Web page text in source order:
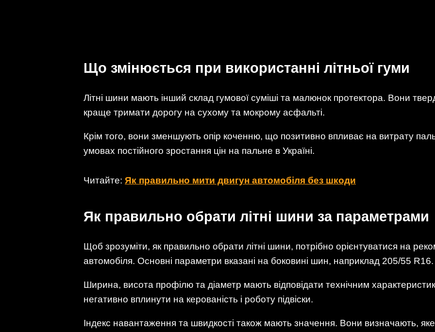
Що змінюється при використанні літньої гуми
Літні шини мають інший склад гумової суміші та малюнок протектора. Вони
краще тримати дорогу на сухому та мокрому асфальті.
Крім того, вони зменшують опір коченню, що позитивно впливає на витрату
умовах постійного зростання цін на пальне в Україні.
Читайте: Як правильно мити двигун автомобіля без шкоди
Як правильно обрати літні шини за параметрами
Щоб зрозуміти, як правильно обрати літні шини, потрібно орієнтуватися на
автомобіля. Основні параметри вказані на боковині шин, наприклад 205/55 R16.
Ширина, висота профілю та діаметр мають відповідати технічним
негативно вплинути на керованість і роботу підвіски.
Індекс навантаження та швидкості також мають значення. Вони визначають,